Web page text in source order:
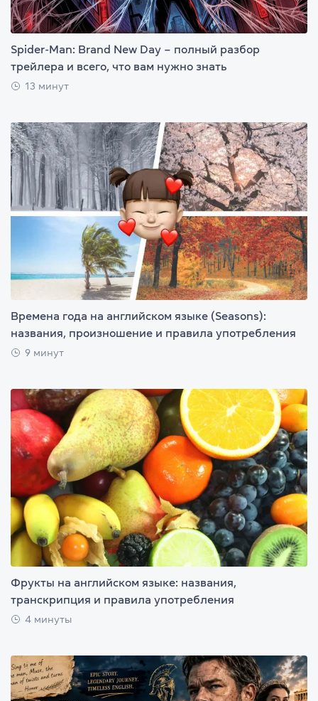
Spider-Man: Brand New Day – полный разбор
трейлера и всего, что вам нужно знать
13 минут
Времена года на английском языке (Seasons):
названия, произношение и правила употребления
9 минут
Фрукты на английском языке: названия,
транскрипция и правила употребления
4 минуты